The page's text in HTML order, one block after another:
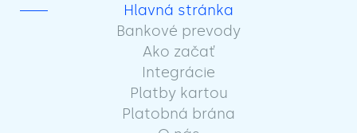
Hlavná stránka
Bankové prevody
Ako začať
Integrácie
Platby kartou
Platobná brána